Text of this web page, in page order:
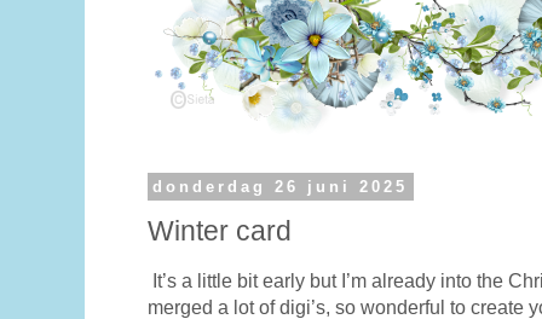
donderdag 26 juni 2025
Winter card
It’s a little bit early but I’m already into the
merged a lot of digi’s, so wonderful to create